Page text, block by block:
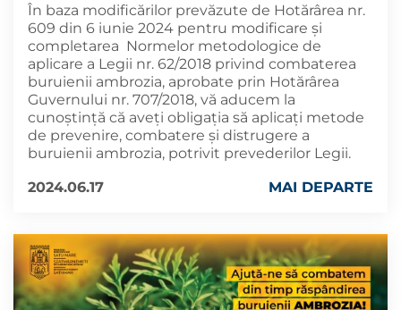
În baza modificărilor prevăzute de Hotărârea nr.
609 din 6 iunie 2024 pentru modificare și
completarea Normelor metodologice de
aplicare a Legii nr. 62/2018 privind combaterea
buruienii ambrozia, aprobate prin Hotărârea
Guvernului nr. 707/2018, vă aducem la
cunoștință că aveți obligația să aplicaţi metode
de prevenire, combatere şi distrugere a
buruienii ambrozia, potrivit prevederilor Legii.
2024.06.17
MAI DEPARTE